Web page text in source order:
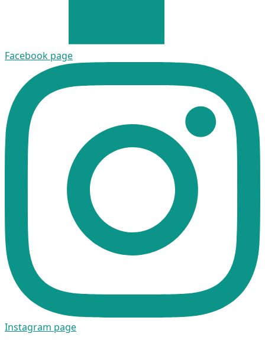
Facebook page
Instagram page